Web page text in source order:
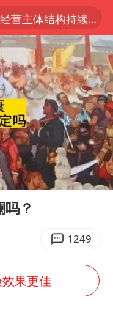
上半年我国经营主体结构持续优化
荆斩棘》
上海：5号线16号线浦江线全线停运
白海豚预计将在浙江苍南到三门一带登陆
今日15时起福州地铁高架区段停运
国足U17与阿森纳决赛取消 并列冠军
王艺迪2-4不敌张本美和止步4强
上门女婿出轨女邻居多年被判重婚罪
师减少13.19万
暴雨
冲奖
04:03
？
1249
果更佳